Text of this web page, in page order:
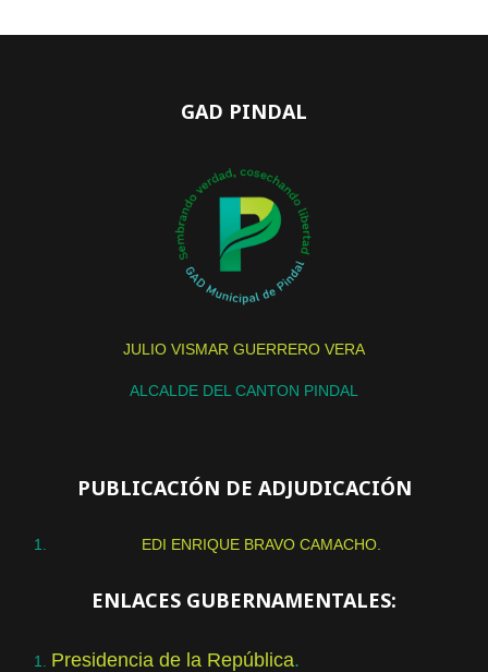
GAD PINDAL
JULIO VISMAR GUERRERO VERA
ALCALDE DEL CANTON PINDAL
PUBLICACIÓN DE ADJUDICACIÓN
EDI ENRIQUE BRAVO CAMACHO.
ENLACES GUBERNAMENTALES:
Presidencia de la República.